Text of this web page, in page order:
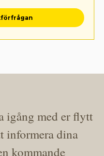
igång med er flytt
informera dina
kommande